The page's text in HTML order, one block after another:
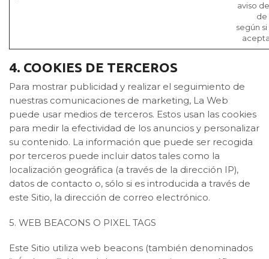
aviso
de
según
4. COOKIES DE TERCEROS
Para mostrar publicidad y realizar el seguimiento de
nuestras comunicaciones de marketing, La Web
puede usar medios de terceros. Estos usan las cookies
para medir la efectividad de los anuncios y personalizar
su contenido. La información que puede ser recogida
por terceros puede incluir datos tales como la
localización geográfica (a través de la dirección IP),
datos de contacto o, sólo si es introducida a través de
este Sitio, la dirección de correo electrónico.
5. WEB BEACONS O PIXEL TAGS
Este Sitio utiliza web beacons (también denominados